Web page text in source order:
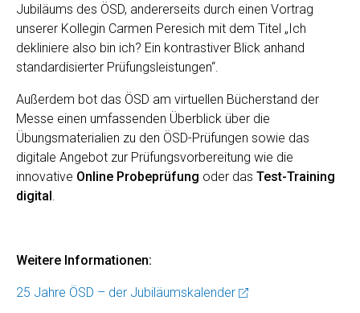
Jubiläums des ÖSD, andererseits durch einen Vortrag
unserer Kollegin Carmen Peresich mit dem Titel „Ich
dekliniere also bin ich? Ein kontrastiver Blick anhand
standardisierter Prüfungsleistungen“.
Außerdem bot das ÖSD am virtuellen Bücherstand der
Messe einen umfassenden Überblick über die
Übungsmaterialien zu den ÖSD-Prüfungen sowie das
digitale Angebot zur Prüfungsvorbereitung wie die
innovative Online Probeprüfung oder das Test-Training
digital
Weitere Informationen:
25 Jahre ÖSD – der Jubiläumskalender